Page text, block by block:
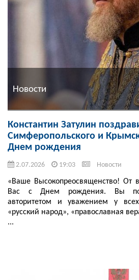
Новости
Константин Затулин
Симферопольского и
Днем рождения
2.07.2026 19:03 Новости
«Ваше Высокопреосвященство! От
Вас с Днем рождения. Вы
авторитетом и уважением у
«русский народ», «православная
...